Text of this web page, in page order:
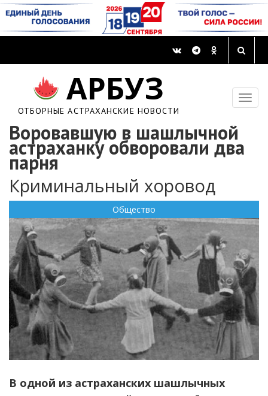
АРБУЗ
ОТБОРНЫЕ АСТРАХАНСКИЕ НОВОСТИ
Воровавшую в шашлычной
астраханку обворовали два
парня
Криминальный хоровод
Общество
В одной из астраханских шашлычных